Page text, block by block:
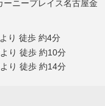
ニープレイス名古屋金
り 徒歩 約4分
り 徒歩 約10分
り 徒歩 約14分